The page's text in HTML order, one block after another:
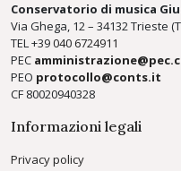
Conservatorio di musica
Via Ghega, 12 – 34132 Trieste
TEL +39040 6724911
PEC
PEO protocollo@conts.it
CF 80020940328
Informazioni legali
Privacy policy